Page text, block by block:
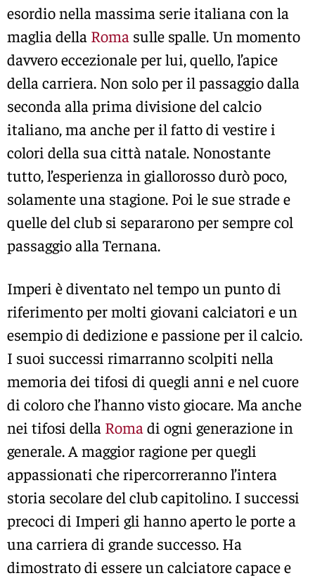
esordio nella massima serie italiana con la
maglia della Roma sulle spalle. Un momento
davvero eccezionale per lui, quello, l’apice
della carriera. Non solo per il passaggio dalla
seconda alla prima divisione del calcio
italiano, ma anche per il fatto di vestire i
colori della sua città natale. Nonostante
tutto, l’esperienza in giallorosso durò poco,
solamente una stagione. Poi le sue strade e
quelle del club si separarono per sempre col
passaggio alla Ternana.
Imperi è diventato nel tempo un punto di
riferimento per molti giovani calciatori e un
esempio di dedizione e passione per il calcio.
I suoi successi rimarranno scolpiti nella
memoria dei tifosi di quegli anni e nel cuore
di coloro che l’hanno visto giocare. Ma anche
nei tifosi della Roma di ogni generazione in
generale. A maggior ragione per quegli
appassionati che ripercorreranno l’intera
storia secolare del club capitolino. I successi
precoci di Imperi gli hanno aperto le porte a
una carriera di grande successo. Ha
dimostrato di essere un calciatore capace e